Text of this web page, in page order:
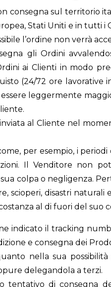
consegna sul territorio
Stati Uniti e in tutti i
l’ordine non verrà
gli Ordini
ai Clienti in modo
(24/72 ore
leggermente
al Cliente nel
per esempio, i
Il Venditore non
colpa o negligenza.
scioperi, disastri
al di fuori del suo
indicato il tracking
e consegna dei
nella sua
delegandola a terzi.
di consegna